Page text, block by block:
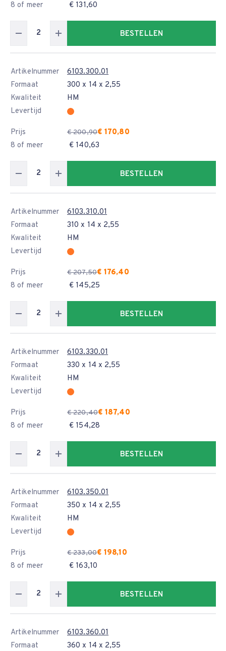
8 of meer
€ 131,60
BESTELLEN
Artikelnummer
6103.300.01
Formaat
300 x 14 x 2,55
Kwaliteit
HM
Levertijd
Prijs € 200,90€ 170,80
8 of meer
€ 140,63
BESTELLEN
Artikelnummer
6103.310.01
Formaat
310 x 14 x 2,55
Kwaliteit
HM
Levertijd
Prijs € 207,50€ 176,40
8 of meer
€ 145,25
BESTELLEN
Artikelnummer
6103.330.01
Formaat
330 x 14 x 2,55
Kwaliteit
HM
Levertijd
Prijs € 220,40€ 187,40
8 of meer
€ 154,28
BESTELLEN
Artikelnummer
6103.350.01
Formaat
350 x 14 x 2,55
Kwaliteit
HM
Levertijd
Prijs € 233,00€ 198,10
8 of meer
€ 163,10
BESTELLEN
Artikelnummer
6103.360.01
Formaat
360 x 14 x 2,55